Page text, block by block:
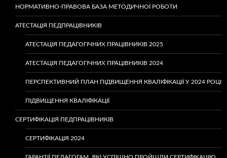
НОРМАТИВНО-ПРАВОВА БАЗА МЕТОДИЧНОЇ РОБОТИ
АТЕСТАЦІЯ ПЕДПРАЦІВНИКІВ
АТЕСТАЦІЯ ПЕДАГОГІЧНИХ ПРАЦІВНИКІВ 2025
АТЕСТАЦІЯ ПЕДАГОГІЧНИХ ПРАЦІВНИКІВ 2024
ПЕРСПЕКТИВНИЙ ПЛАН ПІДВИЩЕННЯ КВАЛІФІКАЦІЇ У 2024 РОЦІ
ПІДВИЩЕННЯ КВАЛІФІКАЦІЇ
СЕРТИФІКАЦІЯ ПЕДПРАЦІВНИКІВ
СЕРТИФІКАЦІЯ 2024